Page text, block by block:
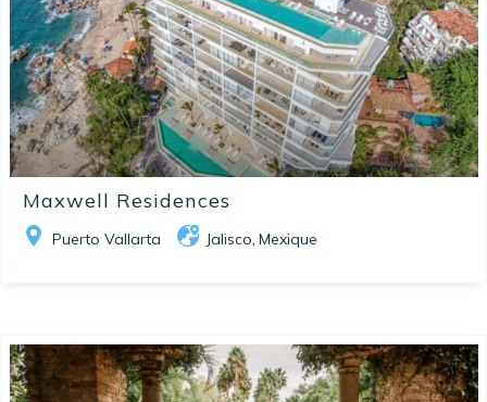
Maxwell Residences
Puerto Vallarta Jalisco, Mexique